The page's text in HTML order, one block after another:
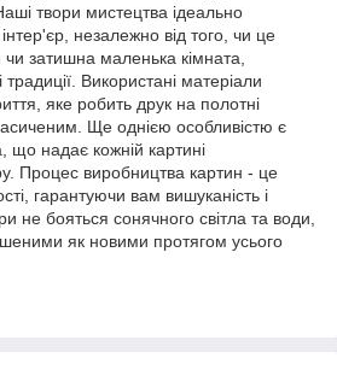
твори мистецтва ідеально
незалежно від того, чи це
затишна маленька кімната,
Використані матеріали
яке робить друк на полотні
Ще однією особливістю є
що надає кожній картині
Процес виробництва картин - це
гарантуючи вам вишуканість і
не бояться сонячного світла та води,
як новими протягом усього